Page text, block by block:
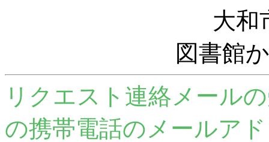
大和
図書館
リクエスト連絡メール
の携帯電話のメールア